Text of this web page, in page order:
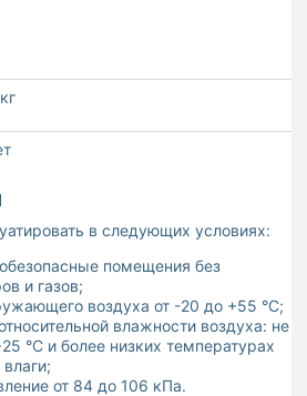
в следующих условиях:
помещения без
и газов;
воздуха от -20 до +55 °С;
влажности воздуха: не
°С и более низких температурах
от 84 до 106 кПа.